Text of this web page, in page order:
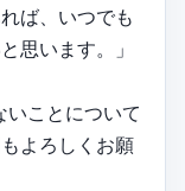
ば、いつでも
思います。」
いことについて
よろしくお願